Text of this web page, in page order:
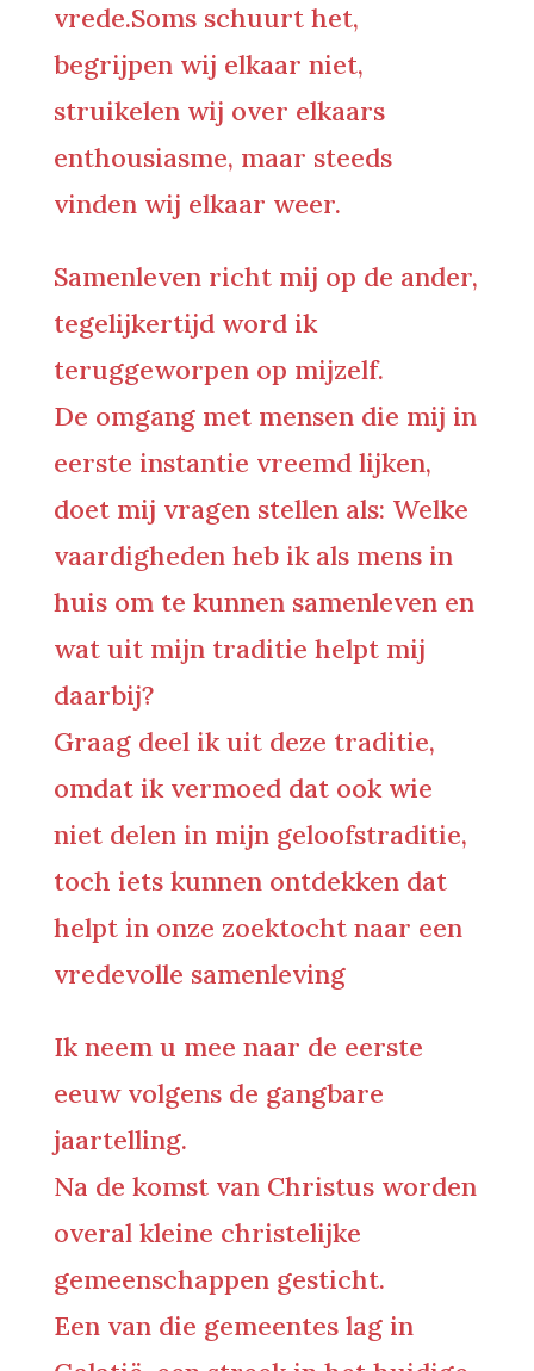
vrede.Soms schuurt het,
begrijpen wij elkaar niet,
struikelen wij over elkaars
enthousiasme, maar steeds
vinden wij elkaar weer.
Samenleven richt mij op de ander,
tegelijkertijd word ik
teruggeworpen op mijzelf.
De omgang met mensen die mij in
eerste instantie vreemd lijken,
doet mij vragen stellen als: Welke
vaardigheden heb ik als mens in
huis om te kunnen samenleven en
wat uit mijn traditie helpt mij
daarbij?
Graag deel ik uit deze traditie,
omdat ik vermoed dat ook wie
niet delen in mijn geloofstraditie,
toch iets kunnen ontdekken dat
helpt in onze zoektocht naar een
vredevolle samenleving
Ik neem u mee naar de eerste
eeuw volgens de gangbare
jaartelling.
Na de komst van Christus worden
overal kleine christelijke
gemeenschappen gesticht.
Een van die gemeentes lag in